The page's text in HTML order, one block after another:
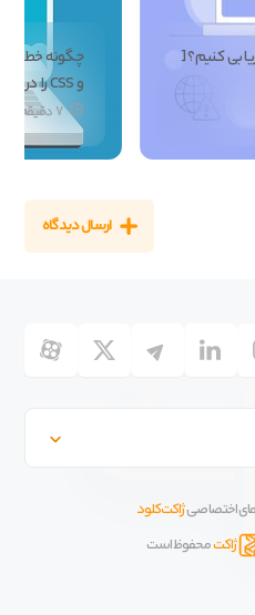
کنیم؟ [
و CSS را در وردپرس برطرف کنیم؟
7 دقیقه زمان مطالعه
ارسال دیدگاه
اختصاصیژاکت کلود
ژاکتمحفوظ است